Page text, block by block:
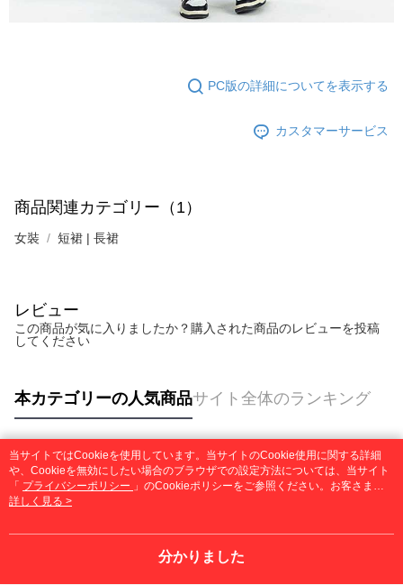
PC版の詳細についてを表示する
カスタマーサービス
商品関連カテゴリー（1）
女裝 短裙 | 長裙
レビュー
この商品が気に入りましたか？購入された商品のレビューを投稿
してください
本カテゴリーの人気商品サイト全体のランキング
人気タグ
当サイトではCookieを使用しています。当サイトのCookie使用に関する詳細
や、Cookieを無効にしたい場合のブラウザでの設定方法については、当サイト
「 プライバシーポリシー 」のCookieポリシーをご参照ください。お客さま
が、当サイトを引き続き使用される場合、当社がサイト利用規約のCookieポリ
詳しく見る >
分かりました